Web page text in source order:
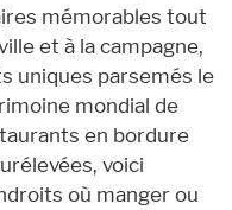
mémorables tout
et à la campagne,
uniques parsemés le
mondial de
en bordure
voici
où manger ou